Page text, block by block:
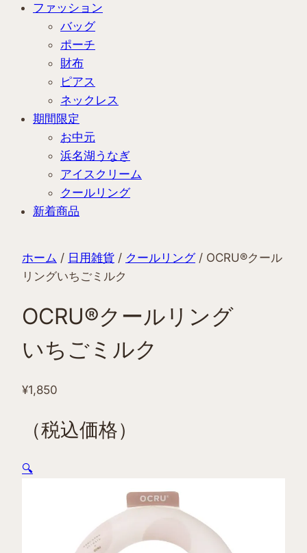
ファッション
バッグ
ポーチ
財布
ピアス
ネックレス
期間限定
お中元
浜名湖うなぎ
アイスクリーム
クールリング
新着商品
ホーム / 日用雑貨 / クールリング/ OCRU®クール
リングいちごミルク
OCRU®クールリング
いちごミルク
¥1,850
（税込価格）
🔍